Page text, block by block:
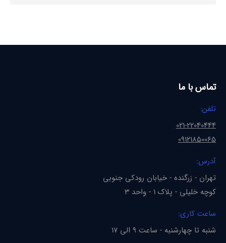
تماس با ما
تلفن:
021-22040444
09121850065
آدرس:
تهران - زرگنده - خیابان رودکی جنوبی
کوچه خلیلی - پلاک 1 - واحد 3
ساعت کاری:
شنبه تا چهارشنبه - ساعت 9 الی 17